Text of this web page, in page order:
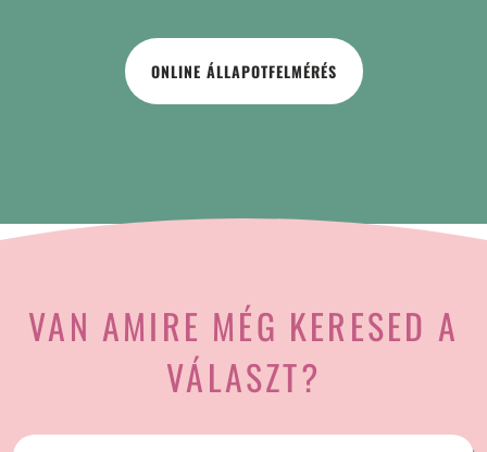
ONLINE ÁLLAPOTFELMÉRÉS
VAN AMIRE MÉG KERESED A
VÁLASZT?